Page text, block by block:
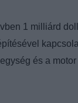
1 milliárd
és a